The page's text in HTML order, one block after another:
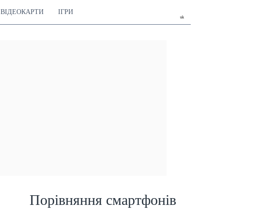
uk
ВІДЕОКАРТИ ІГРИ
Порівняння смартфонів